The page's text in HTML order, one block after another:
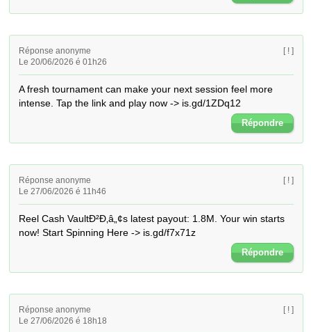
Réponse anonyme
Le 20/06/2026 é 01h26
[ ! ]
A fresh tournament can make your next session feel more
intense. Tap the link and play now -> is.gd/1ZDq12
Répondre
Réponse anonyme
Le 27/06/2026 é 11h46
[ ! ]
Reel Cash VaultÐ²Ð‚â„¢s latest payout: 1.8M. Your win starts
now! Start Spinning Here -> is.gd/f7x71z
Répondre
Réponse anonyme
Le 27/06/2026 é 18h18
[ ! ]